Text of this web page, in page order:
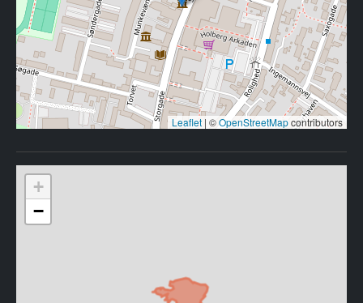
Leaflet | ©OpenStreetMapcontributors
+
−